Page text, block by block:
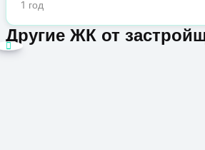
1 год
Другие ЖК от